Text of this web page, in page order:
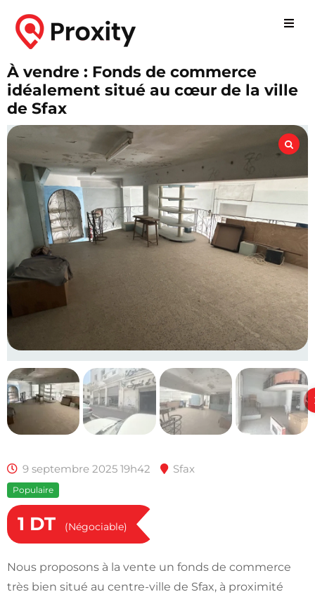
À vendre : Fonds de commerce
idéalement situé au cœur de la ville
de Sfax
9 septembre 2025 19h42 Sfax
Populaire
1 DT (Négociable)
Nous proposons à la vente un fonds de commerce
très bien situé au centre-ville de Sfax, à proximité